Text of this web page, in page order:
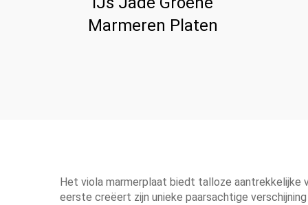
Marmeren Platen
Het viola marmerplaat biedt talloze aantrekkelijke
eerste creëert zijn unieke paarsachtige